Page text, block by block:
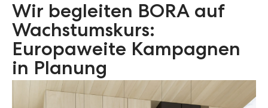
Wir begleiten BORA auf
Wachstumskurs:
Europaweite Kampagnen
in Planung